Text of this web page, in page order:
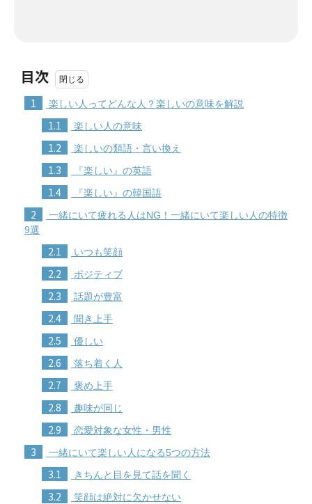
目次
1 楽しい人ってどんな人？楽しいの意味を解説
1.1 楽しい人の意味
1.2 楽しいの類語・言い換え
1.3 『楽しい』の英語
1.4 『楽しい』の韓国語
2
一緒にいて疲れる人はNG！一緒にいて楽しい人の特徴
9選
2.1 いつも笑顔
2.2 ポジティブ
2.3 話題が豊富
2.4 聞き上手
2.5 優しい
2.6 落ち着く人
2.7 褒め上手
2.8 趣味が同じ
2.9 恋愛対象な女性・男性
3 一緒にいて楽しい人になる5つの方法
3.1 きちんと目を見て話を聞く
3.2 笑顔は絶対に欠かせない